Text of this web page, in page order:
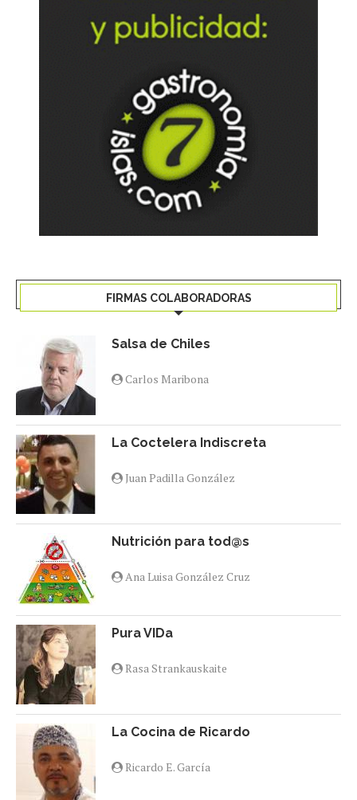
FIRMAS COLABORADORAS
Salsa de Chiles
Carlos Maribona
La Coctelera Indiscreta
Juan Padilla González
Nutrición para tod@s
Ana Luisa González Cruz
Pura VIDa
Rasa Strankauskaite
La Cocina de Ricardo
Ricardo E. García